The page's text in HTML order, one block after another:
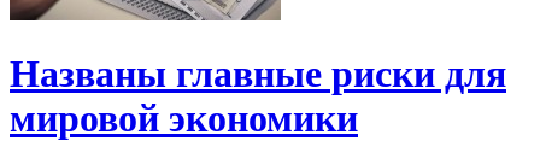
Названы главные риски для
мировой экономики